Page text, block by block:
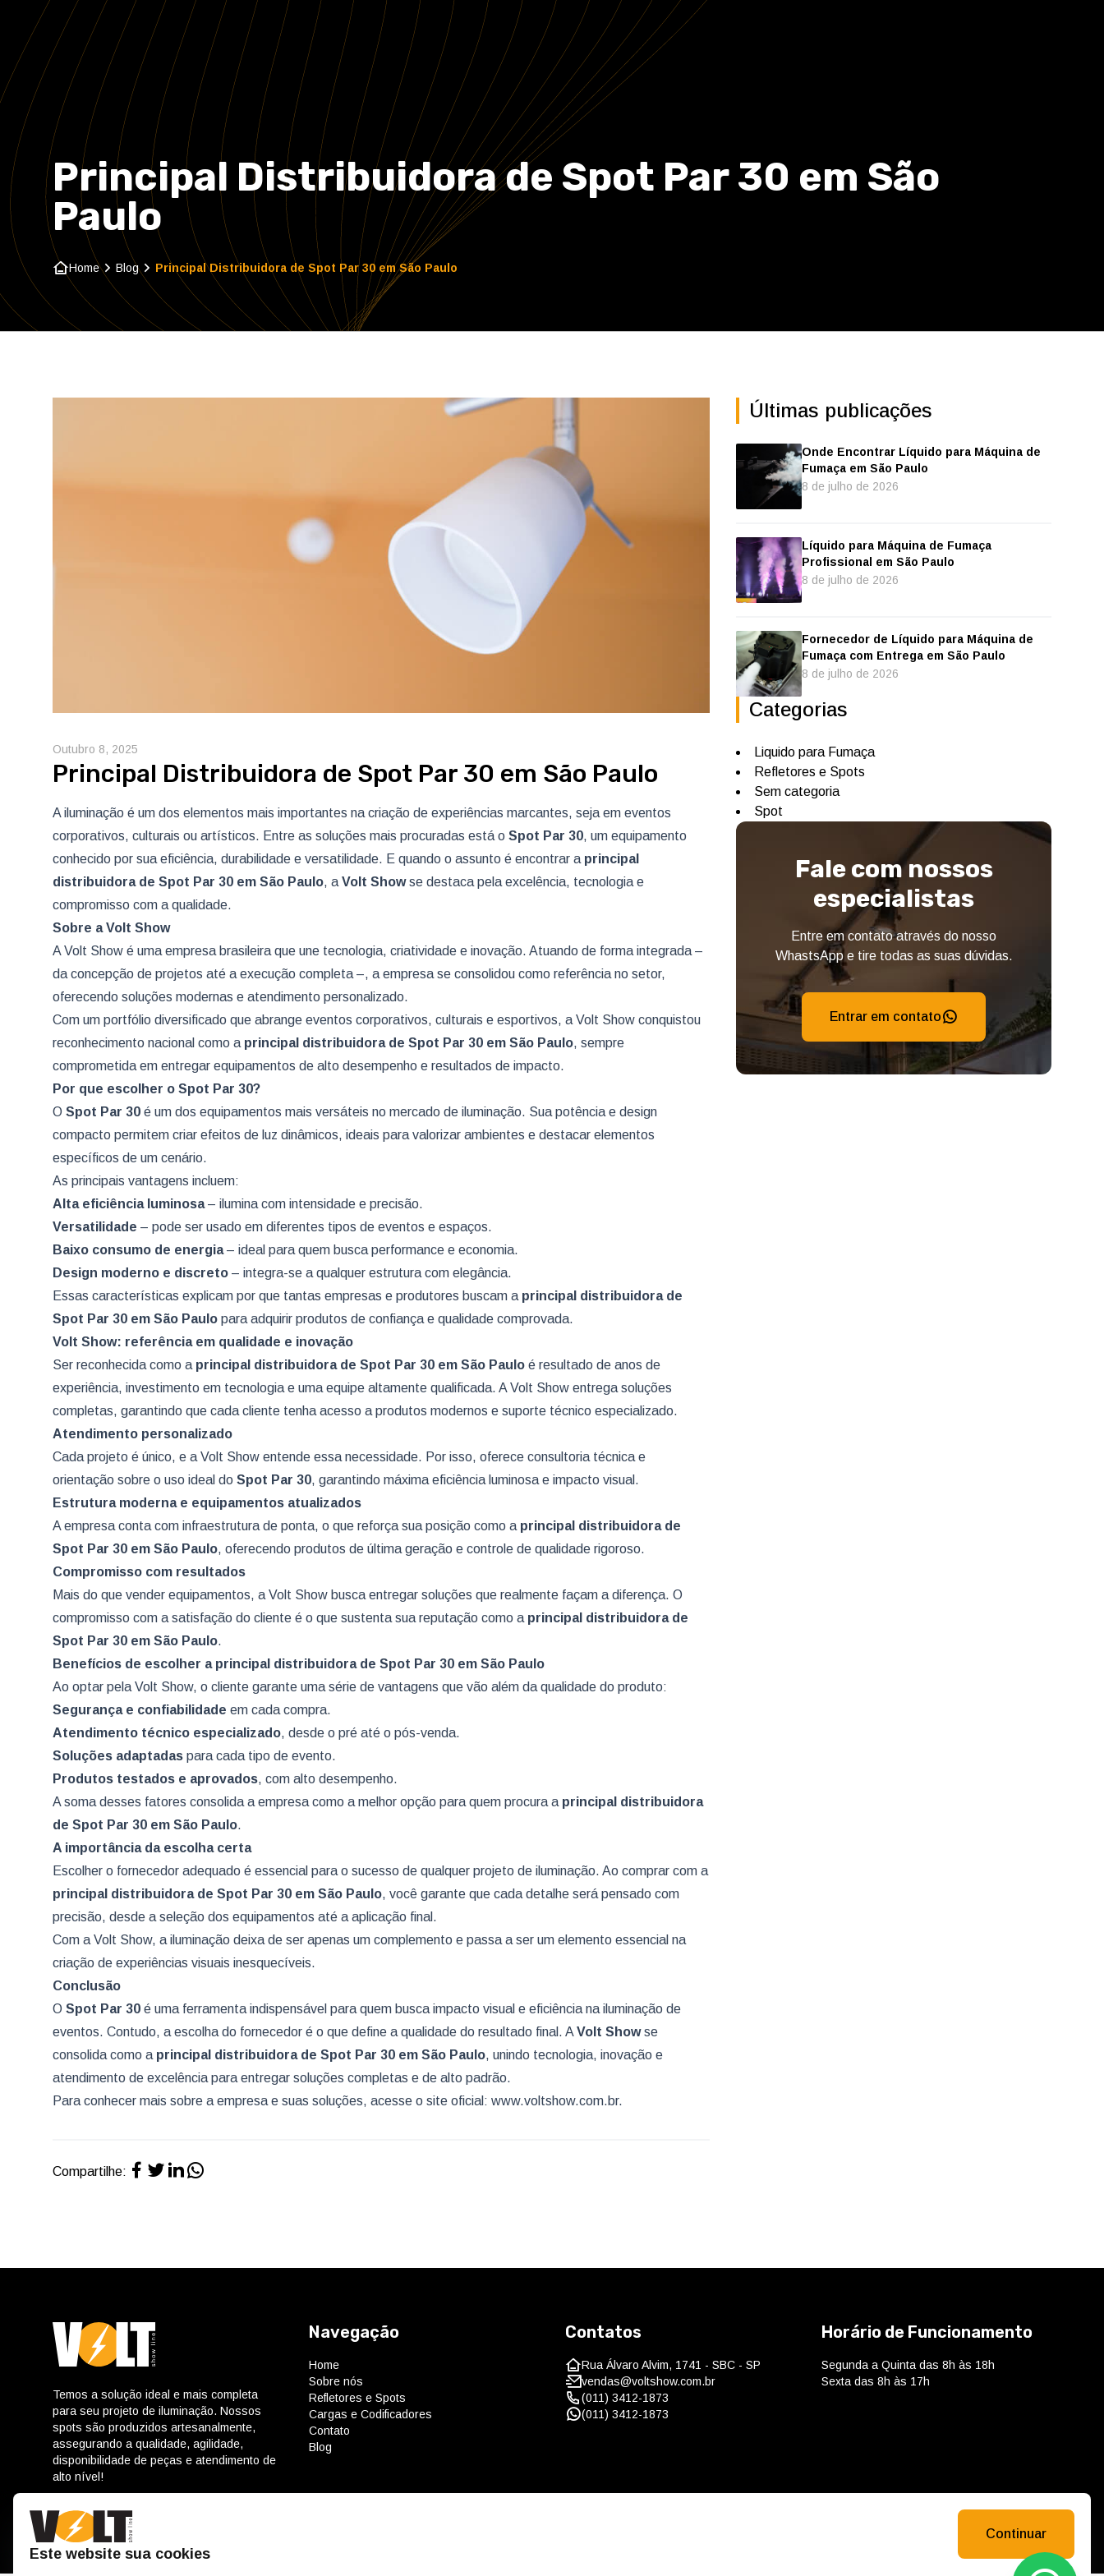
Este website sua cookies
Continuar
Principal Distribuidora de Spot Par 30 em São
Paulo
Home Blog Principal Distribuidora de Spot Par 30 em São Paulo
Outubro 8, 2025
Principal Distribuidora de Spot Par 30 em São Paulo
A iluminação é um dos elementos mais importantes na criação de experiências marcantes, seja em eventos
corporativos, culturais ou artísticos. Entre as soluções mais procuradas está o Spot Par 30, um equipamento
conhecido por sua eficiência, durabilidade e versatilidade. E quando o assunto é encontrar a principal
distribuidora de Spot Par 30 em São Paulo, a Volt Showse destaca pela excelência, tecnologia e
compromisso com a qualidade.
Sobre a Volt Show
A Volt Show é uma empresa brasileira que une tecnologia, criatividade e inovação. Atuando de forma integrada –
da concepção de projetos até a execução completa –, a empresa se consolidou como referência no setor,
oferecendo soluções modernas e atendimento personalizado.
Com um portfólio diversificado que abrange eventos corporativos, culturais e esportivos, a Volt Show conquistou
reconhecimento nacional como a principal distribuidora de Spot Par 30 em São Paulo, sempre
comprometida em entregar equipamentos de alto desempenho e resultados de impacto.
Por que escolher o Spot Par 30?
O Spot Par 30 é um dos equipamentos mais versáteis no mercado de iluminação. Sua potência e design
compacto permitem criar efeitos de luz dinâmicos, ideais para valorizar ambientes e destacar elementos
específicos de um cenário.
As principais vantagens incluem:
Alta eficiência luminosa– ilumina com intensidade e precisão.
Versatilidade – pode ser usado em diferentes tipos de eventos e espaços.
Baixo consumo de energia– ideal para quem busca performance e economia.
Design moderno e discreto – integra-se a qualquer estrutura com elegância.
Essas características explicam por que tantas empresas e produtores buscam a principal distribuidora de
Spot Par 30 em São Paulo para adquirir produtos de confiança e qualidade comprovada.
Volt Show: referência em qualidade e inovação
Ser reconhecida como a principal distribuidora de Spot Par 30 em São Paulo é resultado de anos de
experiência, investimento em tecnologia e uma equipe altamente qualificada. A Volt Show entrega soluções
completas, garantindo que cada cliente tenha acesso a produtos modernos e suporte técnico especializado.
Atendimento personalizado
Cada projeto é único, e a Volt Show entende essa necessidade. Por isso, oferece consultoria técnica e
orientação sobre o uso ideal do Spot Par 30, garantindo máxima eficiência luminosa e impacto visual.
Estrutura moderna e equipamentos atualizados
A empresa conta com infraestrutura de ponta, o que reforça sua posição como a principal distribuidora de
Spot Par 30 em São Paulo, oferecendo produtos de última geração e controle de qualidade rigoroso.
Compromisso com resultados
Mais do que vender equipamentos, a Volt Show busca entregar soluções que realmente façam a diferença. O
compromisso com a satisfação do cliente é o que sustenta sua reputação como a principal distribuidora de
Spot Par 30 em São Paulo.
Benefícios de escolher a principal distribuidora de Spot Par 30 em São Paulo
Ao optar pela Volt Show, o cliente garante uma série de vantagens que vão além da qualidade do produto:
Segurança e confiabilidade em cada compra.
Atendimento técnico especializado, desde o pré até o pós-venda.
Soluções adaptadas para cada tipo de evento.
Produtos testados e aprovados, com alto desempenho.
A soma desses fatores consolida a empresa como a melhor opção para quem procura a principal distribuidora
de Spot Par 30 em São Paulo.
A importância da escolha certa
Escolher o fornecedor adequado é essencial para o sucesso de qualquer projeto de iluminação. Ao comprar com a
principal distribuidora de Spot Par 30 em São Paulo, você garante que cada detalhe será pensado com
precisão, desde a seleção dos equipamentos até a aplicação final.
Com a Volt Show, a iluminação deixa de ser apenas um complemento e passa a ser um elemento essencial na
criação de experiências visuais inesquecíveis.
Conclusão
O Spot Par 30 é uma ferramenta indispensável para quem busca impacto visual e eficiência na iluminação de
eventos. Contudo, a escolha do fornecedor é o que define a qualidade do resultado final. A Volt Showse
consolida como a principal distribuidora de Spot Par 30 em São Paulo, unindo tecnologia, inovação e
atendimento de excelência para entregar soluções completas e de alto padrão.
Para conhecer mais sobre a empresa e suas soluções, acesse o site oficial: www.voltshow.com.br.
Compartilhe:
Últimas publicações
Onde Encontrar Líquido para Máquina de
Fumaça em São Paulo
8 de julho de 2026
Líquido para Máquina de Fumaça
Profissional em São Paulo
8 de julho de 2026
Fornecedor de Líquido para Máquina de
Fumaça com Entrega em São Paulo
8 de julho de 2026
Categorias
Liquido para Fumaça
Refletores e Spots
Sem categoria
Spot
Fale com nossos
especialistas
Entre em contato através do nosso
WhastsApp e tire todas as suas dúvidas.
Entrar em contato
Temos a solução ideal e mais completa
para seu projeto de iluminação. Nossos
spots são produzidos artesanalmente,
assegurando a qualidade, agilidade,
disponibilidade de peças e atendimento de
alto nível!
Navegação
Home
Sobre nós
Refletores e Spots
Cargas e Codificadores
Contato
Blog
Contatos
Rua Álvaro Alvim, 1741 - SBC - SP
vendas@voltshow.com.br
(011) 3412-1873
(011) 3412-1873
Horário de Funcionamento
Segunda a Quinta das 8h às 18h
Sexta das 8h às 17h